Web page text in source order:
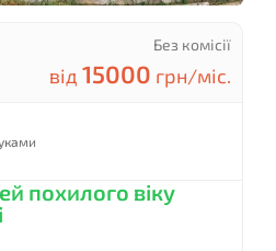
Без комісії
від 15000 грн/міс.
похилого віку